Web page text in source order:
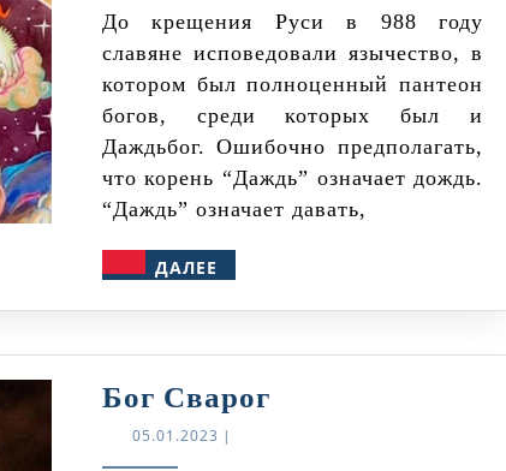
До крещения Руси в 988 году
славяне исповедовали язычество, в
котором был полноценный пантеон
богов, среди которых был и
Даждьбог. Ошибочно предполагать,
что корень “Даждь” означает дождь.
“Даждь” означает давать,
ДАЛЕЕ
Бог СварогБог
05.01.2023 05.01.2023
|